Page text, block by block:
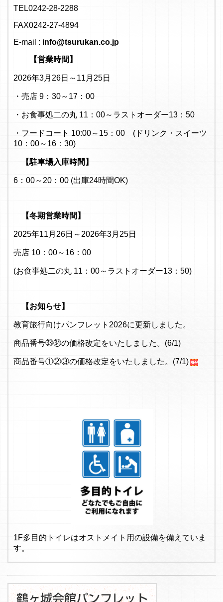
TEL0242-28-2288
FAX0242-27-4894
E-mail : info@tsurukan.co.jp
【営業時間】
2026年3月26日～11月25日
・売店 9：30～17：00
・お食事処二の丸 11：00～ラストオーダー13：50
・フードコート 10:00～15：00 (ドリンク・スイーツ
10：00～16：30)
【駐車場入庫時間】
6：00～20：00 (出庫24時間OK)
【冬期営業時間】
2025年11月26日～2026年3月25日
売店 10：00～16：00
(お食事処二の丸 11：00～ラストオーダー13：50)
【お知らせ】
教育旅行向けパンフレット2026に更新しました。
商品番号㉝㉞の価格改定をいたしました。(6/1)
商品番号①②③の価格改定をいたしました。(7/1)
1F多目的トイレはオストメイト用の設備を備えていま
す。